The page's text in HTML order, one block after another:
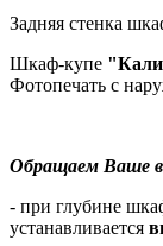
Задняя стенка
Шкаф-купе
Фотопечать с
Обращаем Ваше
- при глубине
устанавливается